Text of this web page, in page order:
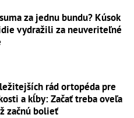
za jednu bundu? Kúsok
vydražili za neuveriteľné
rád ortopéda pre
a kĺby: Začať treba oveľa
začnú bolieť